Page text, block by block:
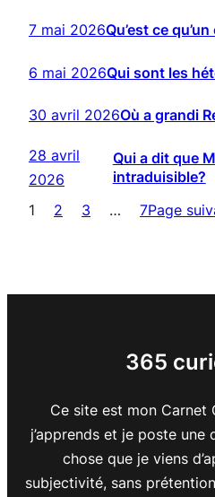
7 mai 2026Qu’est ce
6 mai 2026Qui sont les
30 avril 2026Où a grandi
28 avril
2026
Qui a dit que
intraduisible?
1
2 3 … 7Page
365
Ce site est mon Carnet
j’apprends et je poste une
chose que je viens
subjectivité, sans